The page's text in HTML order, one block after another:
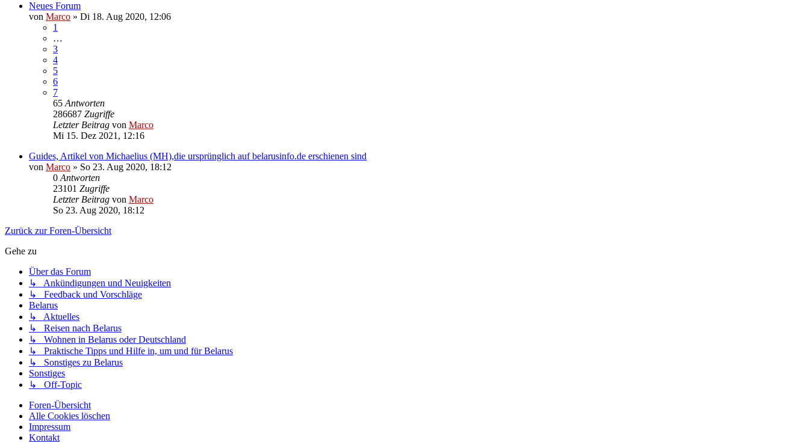
Neues Forum
von Marco » Di 18. Aug 2020, 12:06
1
…
3
4
5
6
7
65 Antworten
286687 Zugriffe
Letzter Beitrag von Marco
Mi 15. Dez 2021, 12:16
Guides, Artikel von Michaelius (MH),die ursprünglich auf belarusinfo.de erschienen sind
von Marco » So 23. Aug 2020, 18:12
0 Antworten
23101 Zugriffe
Letzter Beitrag von Marco
So 23. Aug 2020, 18:12
Zurück zur Foren-Übersicht
Gehe zu
Über das Forum
↳ Ankündigungen und Neuigkeiten
↳ Feedback und Vorschläge
Belarus
↳ Aktuelles
↳ Reisen nach Belarus
↳ Wohnen in Belarus oder Deutschland
↳ Praktische Tipps und Hilfe in, um und für Belarus
↳ Sonstiges zu Belarus
Sonstiges
↳ Off-Topic
Foren-Übersicht
Alle Cookies löschen
Impressum
Kontakt